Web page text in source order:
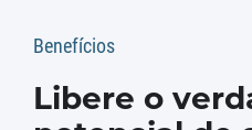
Benefícios
Libere o